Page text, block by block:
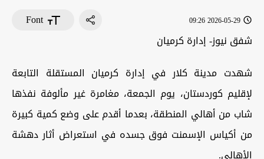
2026-05-29 09:26
Font
شفق نيوز-إدارة كرميان
شهدت مدينة كلار في إدارة كرميان المستقلة التابعة
لإقليم كوردستان، يوم الجمعة، مغامرة غير مألوفة نفذها
شاب من أهالي المنطقة، بعدما أقدم على وضع كمية كبيرة
من أكياس الإسمنت فوق جسده في استعراض أثار دهشة
الأهالي.